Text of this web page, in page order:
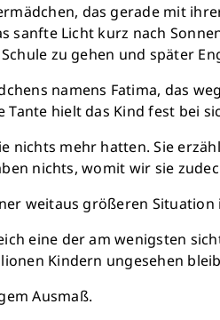
das gerade mit
sanfte Licht kurz nach
zu gehen und später
namens Fatima, das
hielt das Kind fest bei
mehr hatten. Sie
nichts, womit wir sie
weitaus größeren
eine der am wenigsten
Kindern ungesehen
Ausmaß.